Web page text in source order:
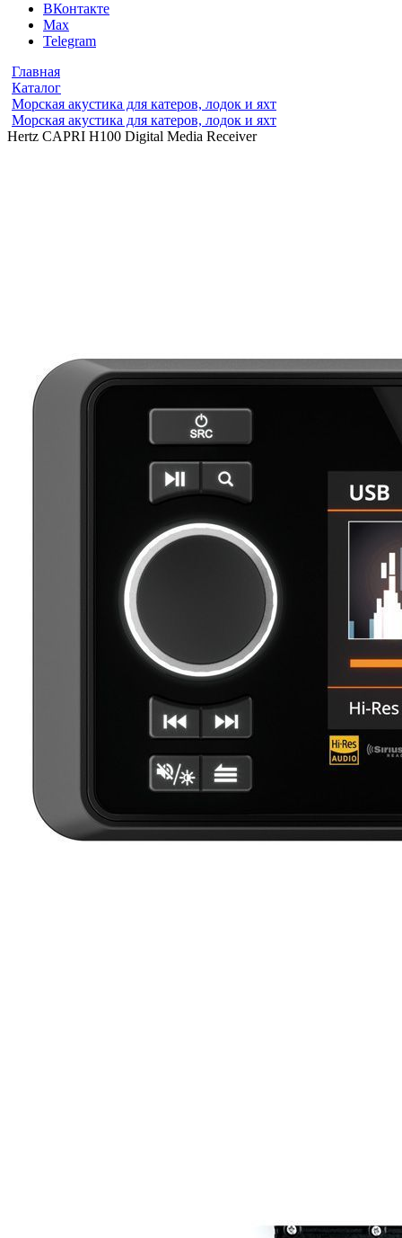
ВКонтакте
Max
Telegram
Главная
Каталог
Морская акустика для катеров, лодок и яхт
Морская акустика для катеров, лодок и яхт
Hertz CAPRI H100 Digital Media Receiver